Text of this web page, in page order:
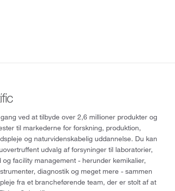
ved at tilbyde over 2,6 millioner produkter og
til markederne for forskning, produktion,
og naturvidenskabelig uddannelse. Du kan
udvalg af forsyninger til laboratorier,
og facility management - herunder kemikalier,
diagnostik og meget mere - sammen
fra et brancheførende team, der er stolt af at